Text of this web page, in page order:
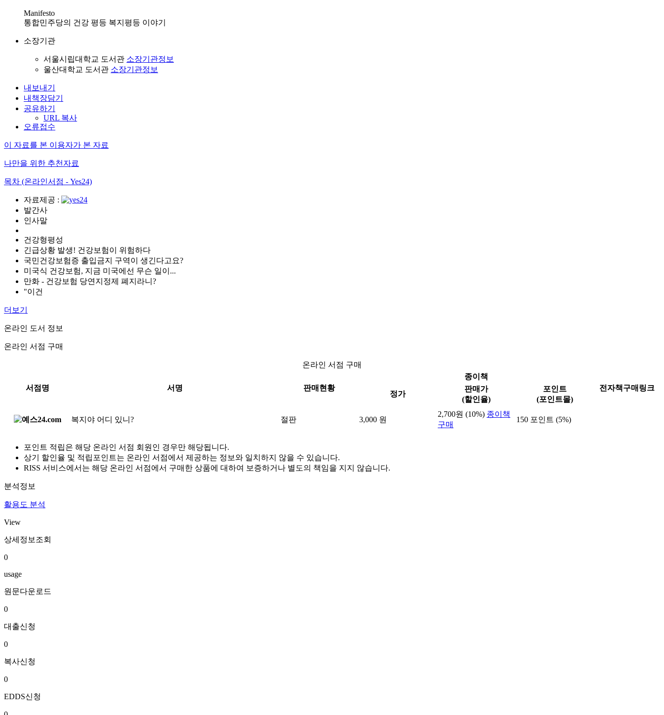
Manifesto
통합민주당의 건강 평등 복지평등 이야기
소장기관
서울시립대학교 도서관 소장기관정보
울산대학교 도서관 소장기관정보
내보내기
내책장담기
공유하기
URL 복사
오류접수
이 자료를 본 이용자가 본 자료
나만을 위한 추천자료
목차 (온라인서점 - Yes24)
자료제공 :
발간사
인사말
건강형평성
긴급상황 발생! 건강보험이 위험하다
국민건강보험증 출입금지 구역이 생긴다고요?
미국식 건강보험, 지금 미국에선 무슨 일이...
만화 - 건강보험 당연지정제 폐지라니?
"이건
더보기
온라인 도서 정보
온라인 서점 구매
온라인 서점 구매
서점명 서명 판매현황
종이책
전자책구매링크
정가
판매가
(할인율)
포인트
(포인트몰)
복지야 어디 있니? 절판 3,000 원
2,700원 (10%) 종이책
구매
150 포인트 (5%)
포인트 적립은 해당 온라인 서점 회원인 경우만 해당됩니다.
상기 할인율 및 적립포인트는 온라인 서점에서 제공하는 정보와 일치하지 않을 수 있습니다.
RISS 서비스에서는 해당 온라인 서점에서 구매한 상품에 대하여 보증하거나 별도의 책임을 지지 않습니다.
분석정보
활용도 분석
View
상세정보조회
0
usage
원문다운로드
0
대출신청
0
복사신청
0
EDDS신청